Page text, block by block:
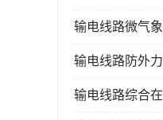
输电线路微气
输电线路防外
输电线路综合